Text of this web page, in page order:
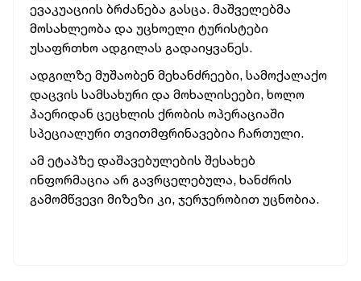
ევაკუაციის ბრძანება გასცა. მაშველებმა
მოსახლეობა და უცხოელი ტურისტები
უსაფრთხო ადგილას გადაიყვანეს.
ადგილზე მუშაობენ მეხანძრეები, სამოქალაქო
დაცვის სამსახური და მოხალისეები, ხოლო
ჰაერიდან ცეცხლის ქრობის ოპერაციაში
სპეციალური თვითმფრინავებია ჩართული.
ამ ეტაპზე დაშავებულების შესახებ
ინფორმაცია არ გავრცელებულა, ხანძრის
გამომწვევი მიზეზი კი, ჯერჯერობით უცნობია.